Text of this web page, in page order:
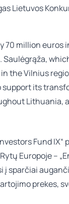
Lietuvos
70 million euros
the Vilnius
its
Lithuania,
Fund IX“
Europoje –
į sparčiai
prekes,